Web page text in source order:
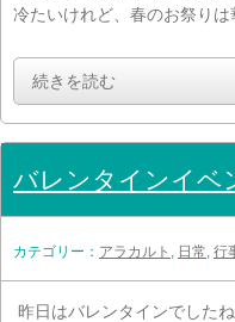
冷たいけれど、春のお祭り
続きを読む
バレンタインイベ
カテゴリー： アラカルト , 日常, 行
昨日はバレンタインでした